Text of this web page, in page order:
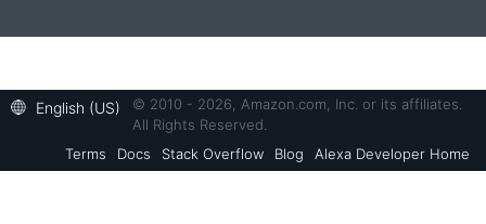
English (US)
© 2010 - 2026, Amazon.com, Inc. or its affiliates.
All Rights Reserved.
Terms
Docs Stack Overflow Blog Alexa Developer Home